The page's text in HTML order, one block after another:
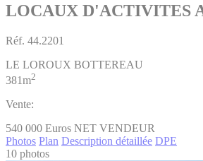
LOCAUX D'ACTIVITES
Réf. 44.2201
LE LOROUX BOTTEREAU
381m2
Vente:
540 000 Euros NET VENDEUR
Photos Plan Description détaillée DPE
10 photos